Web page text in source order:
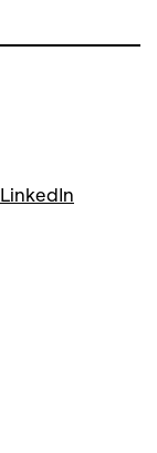
LinkedIn